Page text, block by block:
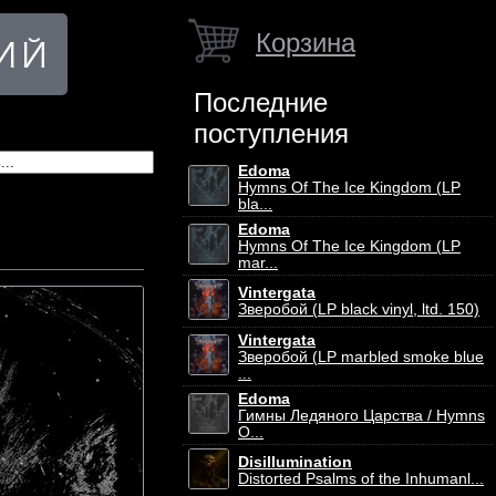
Корзина
Последние
поступления
Edoma
Hymns Of The Ice Kingdom (LP
bla...
Edoma
Hymns Of The Ice Kingdom (LP
mar...
Vintergata
Зверобой (LP black vinyl, ltd. 150)
Vintergata
Зверобой (LP marbled smoke blue
...
Edoma
Гимны Ледяного Царства / Hymns
O...
Disillumination
Distorted Psalms of the Inhumanl...